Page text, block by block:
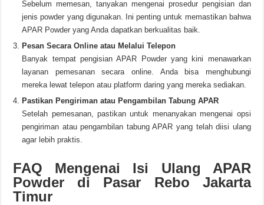
Sebelum memesan, tanyakan mengenai prosedur pengisian dan
jenis powder yang digunakan. Ini penting untuk memastikan bahwa
APAR Powder yang Anda dapatkan berkualitas baik.
Pesan Secara Online atau Melalui Telepon
Banyak tempat pengisian APAR Powder yang kini menawarkan
layanan pemesanan secara online. Anda bisa menghubungi
mereka lewat telepon atau platform daring yang mereka sediakan.
Pastikan Pengiriman atau Pengambilan Tabung APAR
Setelah pemesanan, pastikan untuk menanyakan mengenai opsi
pengiriman atau pengambilan tabung APAR yang telah diisi ulang
agar lebih praktis.
FAQ Mengenai Isi Ulang APAR
Powder di Pasar Rebo Jakarta
Timur